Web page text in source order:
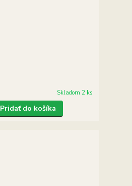
Skladom 2 ks
Pridať do košíka